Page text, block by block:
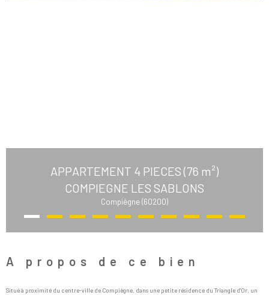
APPARTEMENT 4 PIECES (76 m²)
COMPIEGNE LES SABLONS
Compiègne (60200)
A propos de ce bien
Situé à proximité du centre-ville de Compiègne, dans une petite résidence du Triangle d'Or, un